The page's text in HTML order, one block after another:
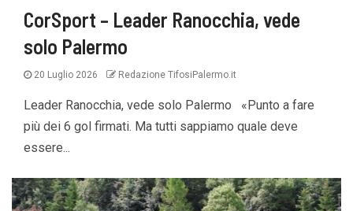
CorSport – Leader Ranocchia, vede
solo Palermo
20 Luglio 2026 Redazione TifosiPalermo.it
Leader Ranocchia, vede solo Palermo «Punto a fare
più dei 6 gol firmati. Ma tutti sappiamo quale deve
essere...